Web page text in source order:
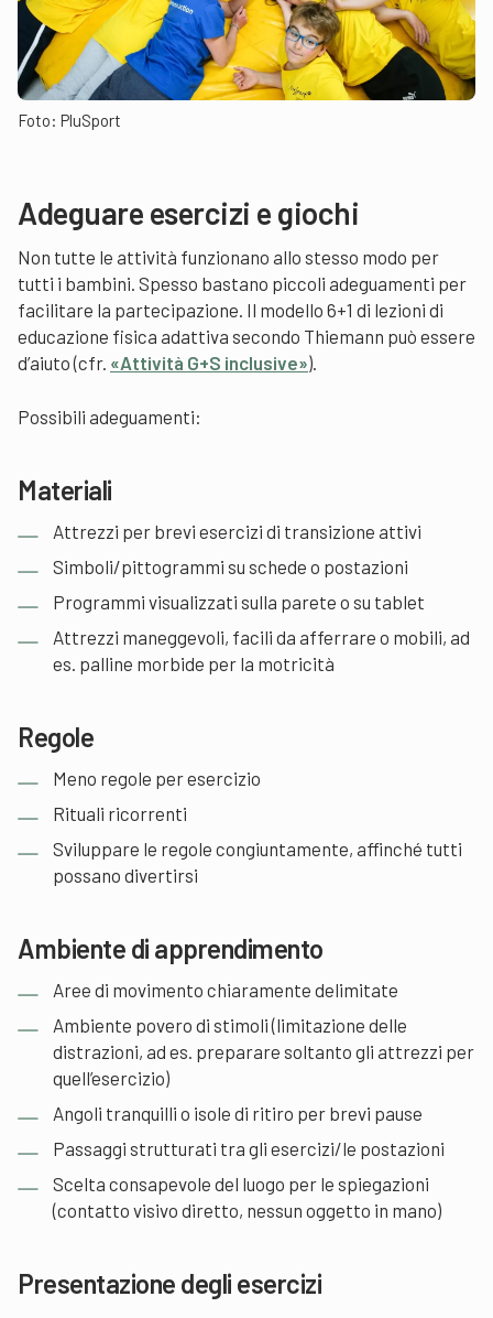
Foto: PluSport
Adeguare esercizi e giochi
Non tutte le attività funzionano allo stesso modo per
tutti i bambini. Spesso bastano piccoli adeguamenti per
facilitare la partecipazione. Il modello 6+1 di lezioni di
educazione fisica adattiva secondo Thiemann può essere
d’aiuto (cfr. «Attività G+S inclusive»).
Possibili adeguamenti:
Materiali
Attrezzi per brevi esercizi di transizione attivi
Simboli/pittogrammi su schede o postazioni
Programmi visualizzati sulla parete o su tablet
Attrezzi maneggevoli, facili da afferrare o mobili, ad
es. palline morbide per la motricità
Regole
Meno regole per esercizio
Rituali ricorrenti
Sviluppare le regole congiuntamente, affinché tutti
possano divertirsi
Ambiente di apprendimento
Aree di movimento chiaramente delimitate
Ambiente povero di stimoli (limitazione delle
distrazioni, ad es. preparare soltanto gli attrezzi per
quell’esercizio)
Angoli tranquilli o isole di ritiro per brevi pause
Passaggi strutturati tra gli esercizi/le postazioni
Scelta consapevole del luogo per le spiegazioni
(contatto visivo diretto, nessun oggetto in mano)
Presentazione degli esercizi